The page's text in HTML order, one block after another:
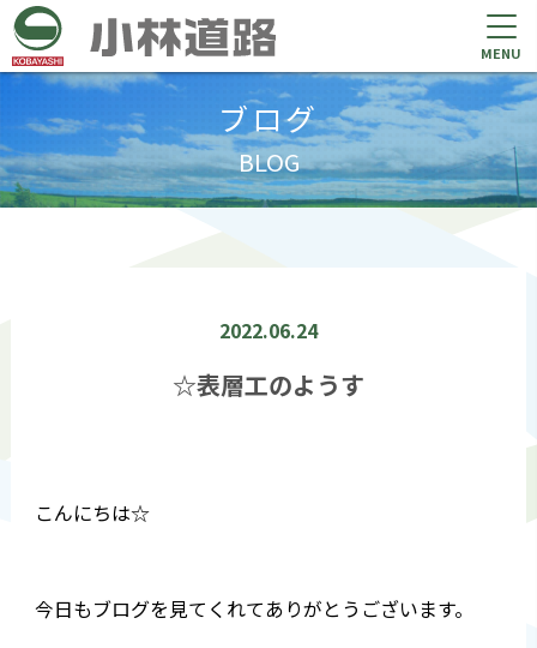
MENU
ブログ
BLOG
2022.06.24
☆表層工のようす
こんにちは☆
今日もブログを見てくれてありがとうございます。